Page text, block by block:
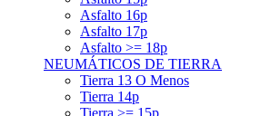
Asfalto 17p
Asfalto >= 18p
NEUMÁTICOS DE TIERRA
Tierra 13 O Menos
Tierra 14p
Tierra >= 15p
Offroad Y 4x4